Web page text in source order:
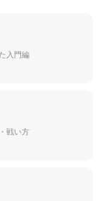
入門編
戦い方